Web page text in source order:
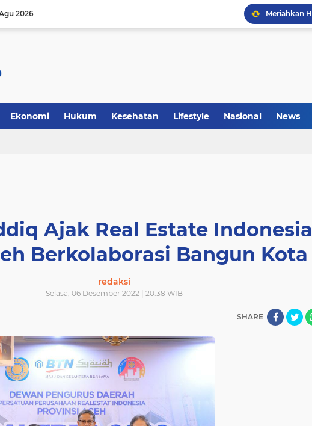
2026
Ekonomi Hukum Kesehatan Lifestyle Nasional News
Ajak Real Estate Indonesia
Berkolaborasi Bangun Kota
redaksi
Selasa, 06 Desember 2022 | 20.38 WIB
SHARE